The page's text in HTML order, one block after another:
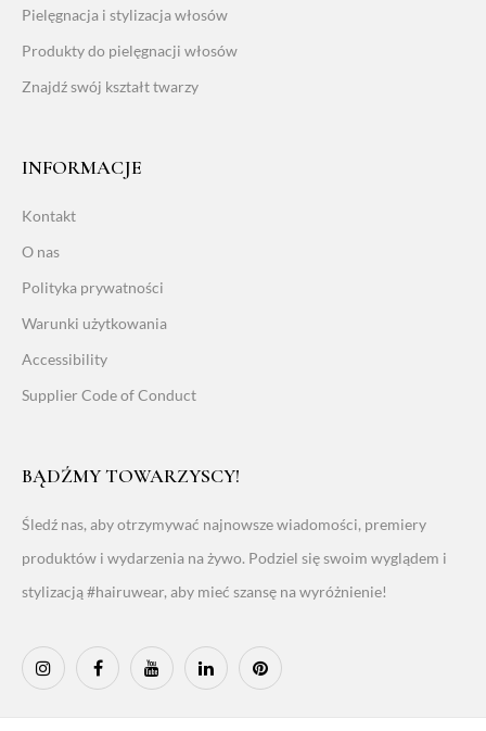
Pielęgnacja i stylizacja włosów
Produkty do pielęgnacji włosów
Znajdź swój kształt twarzy
INFORMACJE
Kontakt
O nas
Polityka prywatności
Warunki użytkowania
Accessibility
Supplier Code of Conduct
BĄDŹMY TOWARZYSCY!
Śledź nas, aby otrzymywać najnowsze wiadomości, premiery
produktów i wydarzenia na żywo. Podziel się swoim wyglądem i
stylizacją #hairuwear, aby mieć szansę na wyróżnienie!